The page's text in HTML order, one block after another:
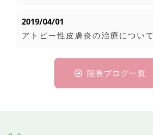
2019/04/01
アトピー性皮膚炎の治療について
院長ブログ一覧